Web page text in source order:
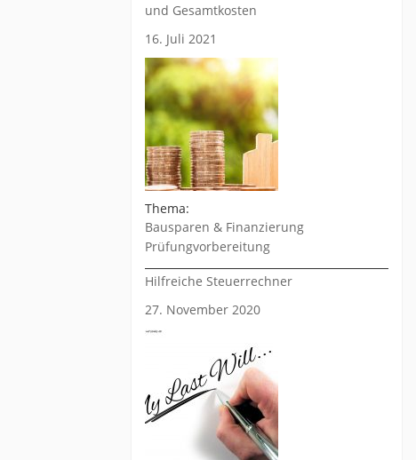
und Gesamtkosten
16. Juli 2021
Thema:
Bausparen & Finanzierung
Prüfungvorbereitung
Hilfreiche Steuerrechner
27. November 2020